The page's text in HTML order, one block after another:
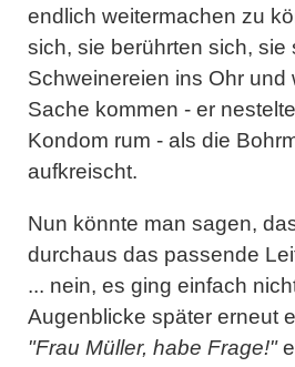
endlich weitermachen zu
sich, sie berührten sich, sie
Schweinereien ins Ohr und
Sache kommen - er
Kondom rum - als die
aufkreischt.
Nun könnte man sagen,
durchaus das passende
... nein, es ging einfach
Augenblicke später erneut
"Frau Müller, habe Frage!"